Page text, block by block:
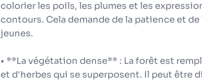
colorier les poils, les plumes et les
contours. Cela demande de la patience et
jeunes.
• **La végétation dense** : La forêt est
et d'herbes qui se superposent. Il peut être